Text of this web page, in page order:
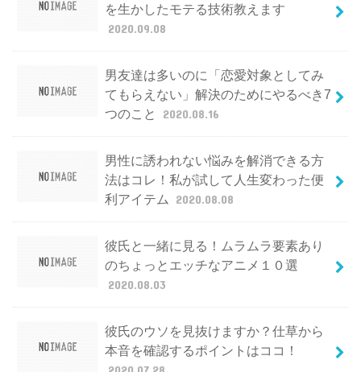
を生かしたモテる技術教えます
2020.09.08
男友達は多いのに「恋愛対象としてみ
てもらえない」解決のためにやるべき7
つのこと
2020.08.16
男性に誘われない悩みを解消できる方
法はコレ！私が試して人生変わった便
利アイテム
2020.08.08
彼氏と一緒に見る！ムラムラ要素あり
のちょっとエッチなアニメ１０選
2020.08.03
彼氏のウソを見抜けますか？仕草から
本音を確認するポイントはココ！